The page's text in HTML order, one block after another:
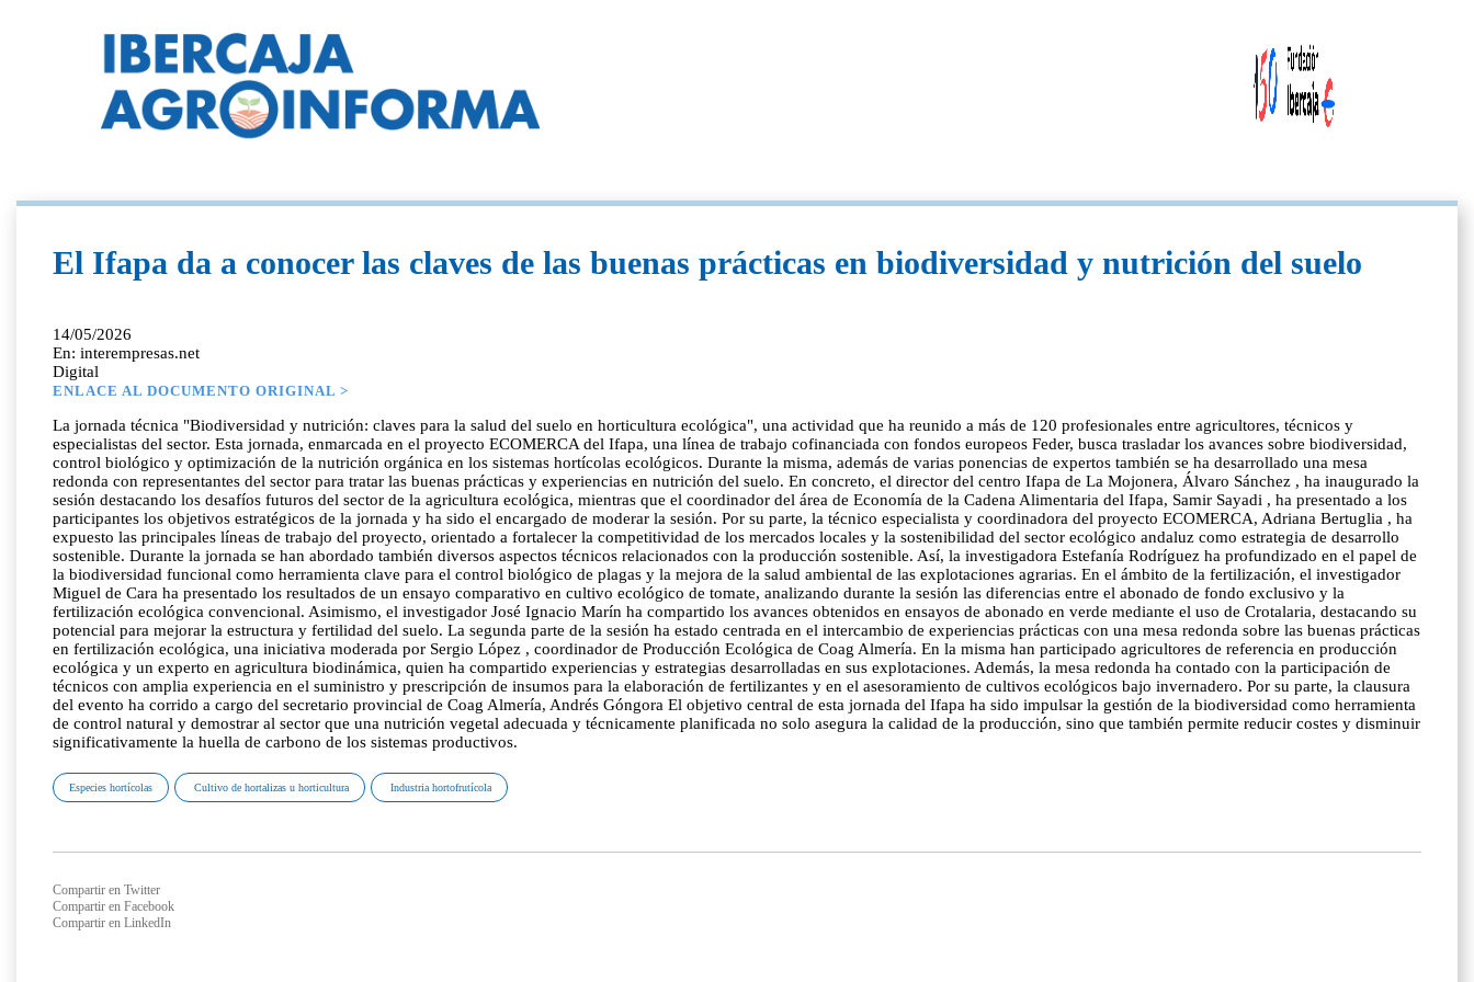
El Ifapa da a conocer las claves de las buenas prácticas en biodiversidad y nutrición del suelo
14/05/2026
En: interempresas.net
Digital
ENLACE AL DOCUMENTO ORIGINAL >
La jornada técnica "Biodiversidad y nutrición: claves para la salud del suelo en horticultura ecológica", una actividad que ha reunido a más de 120 profesionales entre agricultores, técnicos y
especialistas del sector. Esta jornada, enmarcada en el proyecto ECOMERCA del Ifapa, una línea de trabajo cofinanciada con fondos europeos Feder, busca trasladar los avances sobre biodiversidad,
control biológico y optimización de la nutrición orgánica en los sistemas hortícolas ecológicos. Durante la misma, además de varias ponencias de expertos también se ha desarrollado una mesa
redonda con representantes del sector para tratar las buenas prácticas y experiencias en nutrición del suelo. En concreto, el director del centro Ifapa de La Mojonera, Álvaro Sánchez , ha inaugurado la
sesión destacando los desafíos futuros del sector de la agricultura ecológica, mientras que el coordinador del área de Economía de la Cadena Alimentaria del Ifapa, Samir Sayadi , ha presentado a los
participantes los objetivos estratégicos de la jornada y ha sido el encargado de moderar la sesión. Por su parte, la técnico especialista y coordinadora del proyecto ECOMERCA, Adriana Bertuglia , ha
expuesto las principales líneas de trabajo del proyecto, orientado a fortalecer la competitividad de los mercados locales y la sostenibilidad del sector ecológico andaluz como estrategia de desarrollo
sostenible. Durante la jornada se han abordado también diversos aspectos técnicos relacionados con la producción sostenible. Así, la investigadora Estefanía Rodríguez ha profundizado en el papel de
la biodiversidad funcional como herramienta clave para el control biológico de plagas y la mejora de la salud ambiental de las explotaciones agrarias. En el ámbito de la fertilización, el investigador
Miguel de Cara ha presentado los resultados de un ensayo comparativo en cultivo ecológico de tomate, analizando durante la sesión las diferencias entre el abonado de fondo exclusivo y la
fertilización ecológica convencional. Asimismo, el investigador José Ignacio Marín ha compartido los avances obtenidos en ensayos de abonado en verde mediante el uso de Crotalaria, destacando su
potencial para mejorar la estructura y fertilidad del suelo. La segunda parte de la sesión ha estado centrada en el intercambio de experiencias prácticas con una mesa redonda sobre las buenas prácticas
en fertilización ecológica, una iniciativa moderada por Sergio López , coordinador de Producción Ecológica de Coag Almería. En la misma han participado agricultores de referencia en producción
ecológica y un experto en agricultura biodinámica, quien ha compartido experiencias y estrategias desarrolladas en sus explotaciones. Además, la mesa redonda ha contado con la participación de
técnicos con amplia experiencia en el suministro y prescripción de insumos para la elaboración de fertilizantes y en el asesoramiento de cultivos ecológicos bajo invernadero. Por su parte, la clausura
del evento ha corrido a cargo del secretario provincial de Coag Almería, Andrés Góngora El objetivo central de esta jornada del Ifapa ha sido impulsar la gestión de la biodiversidad como herramienta
de control natural y demostrar al sector que una nutrición vegetal adecuada y técnicamente planificada no solo asegura la calidad de la producción, sino que también permite reducir costes y disminuir
significativamente la huella de carbono de los sistemas productivos.
Especies hortícolas Cultivo de hortalizas u horticultura Industria hortofrutícola
Compartir en Twitter
Compartir en Facebook
Compartir en LinkedIn